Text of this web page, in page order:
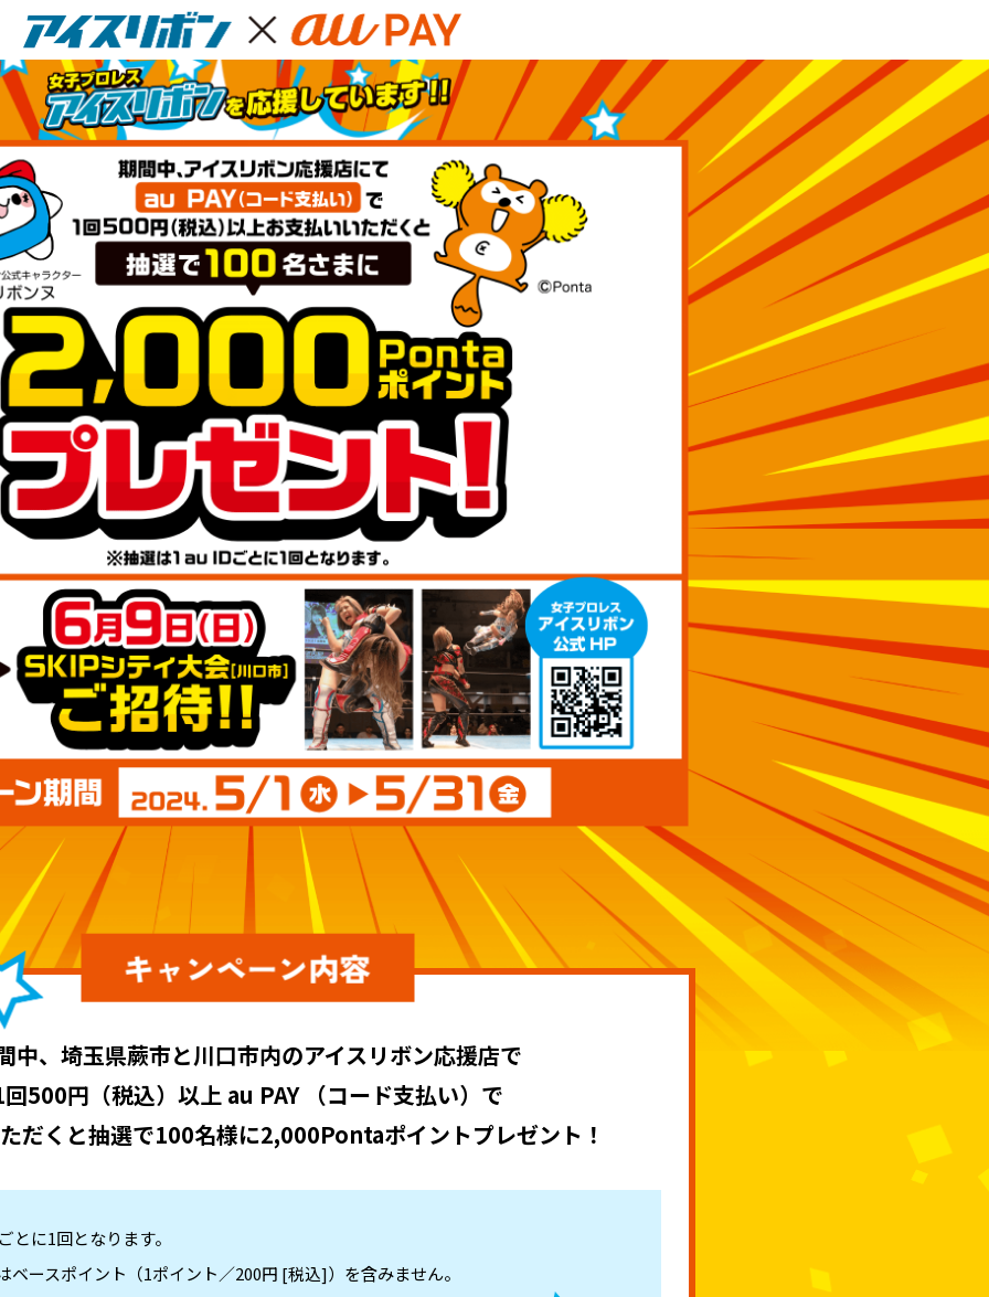
中、埼玉県蕨市と川口市内のアイスリボン応援店で
500円（税込）以上 au PAY （コード支払い）で
だくと抽選で100名様に2,000Pontaポイントプレゼント！
とに1回となります。
ベースポイント（1ポイント／200円 [税込]）を含みません。